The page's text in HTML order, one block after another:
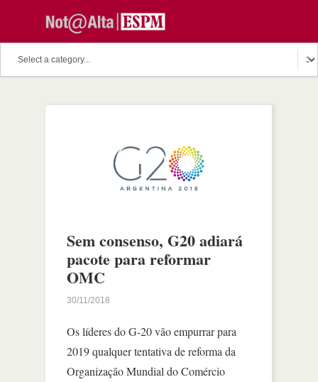
Sem consenso, G­20 adiará
pacote para reformar
OMC
30/11/2018
Os líderes do G-20 vão empurrar para
2019 qualquer tentativa de reforma da
Organização Mundial do Comércio